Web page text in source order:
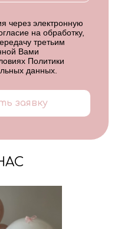
через электронную
на обработку,
третьим
Вами
Политики
данных
заявку